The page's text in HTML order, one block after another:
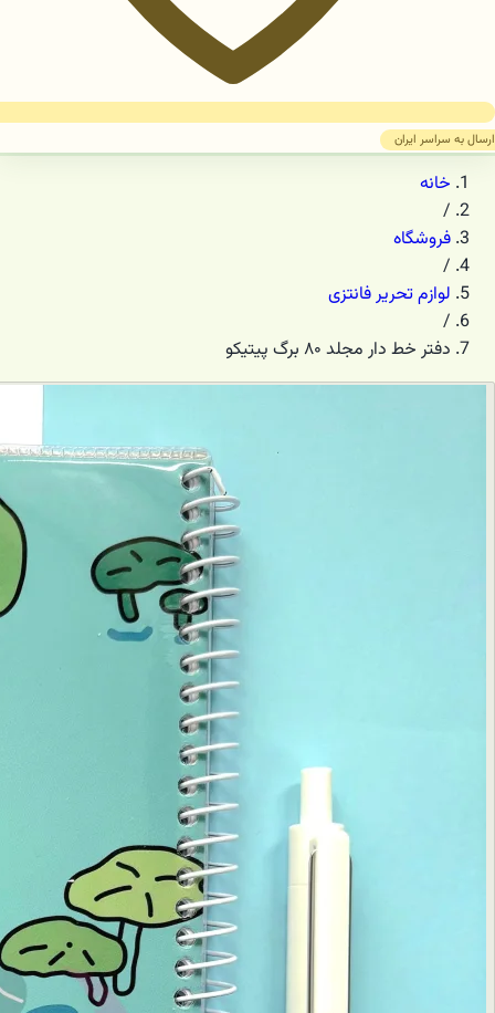
ارسال به سراسر ایران
خانه
/
فروشگاه
/
لوازم تحریر فانتزی
/
دفتر خط دار مجلد ۸۰ برگ پیتیکو